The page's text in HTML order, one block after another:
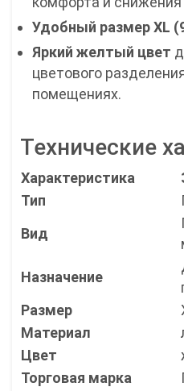
Удобный размер XL
Яркий желтый цвет
цветового
помещениях.
Технические
Характеристика
Тип
Вид
Назначение
Размер
Материал
Цвет
Торговая марка